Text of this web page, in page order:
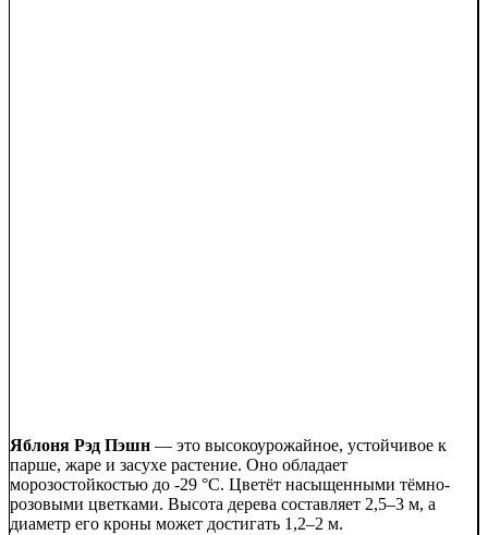
Яблоня Рэд Пэшн — это высокоурожайное, устойчивое к
парше, жаре и засухе растение. Оно обладает
морозостойкостью до -29 °C. Цветёт насыщенными тёмно-
розовыми цветками. Высота дерева составляет 2,5–3 м, а
диаметр его кроны может достигать 1,2–2 м.